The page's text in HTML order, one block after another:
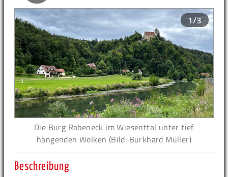
1/3
Die Burg Rabeneck im Wiesenttal unter tief
hängenden Wolken (Bild: Burkhard Müller)
Beschreibung